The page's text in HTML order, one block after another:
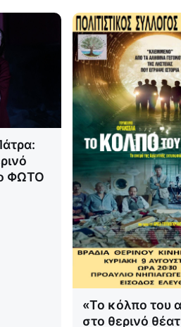
ΦΩΤΟ
«Το κόλπο του
στο θερινό